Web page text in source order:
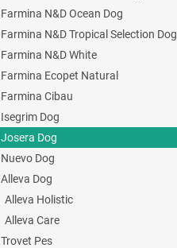
Farmina N&D Ocean Dog
Farmina N&D Tropical Selection Dog
Farmina N&D White
Farmina Ecopet Natural
Farmina Cibau
Isegrim Dog
Josera Dog
Nuevo Dog
Alleva Dog
Alleva Holistic
Alleva Care
Trovet Pes